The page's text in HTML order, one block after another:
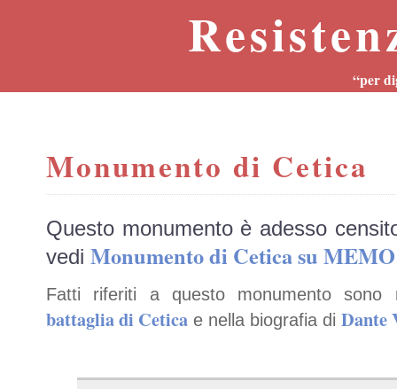
“per
Monumento di Cetica
Questo monumento è adesso
vedi Monumento di Cetica su MEMO
Fatti riferiti a questo monumento
battaglia di Cetica e nella biografia di Dante